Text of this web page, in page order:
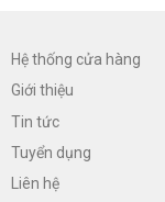
Hệ thống cửa hàng
Giới thiệu
Tin tức
Tuyển dụng
Liên hệ